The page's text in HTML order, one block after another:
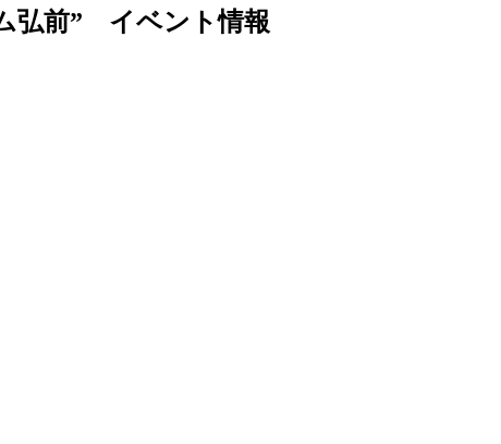
弘前” イベント情報